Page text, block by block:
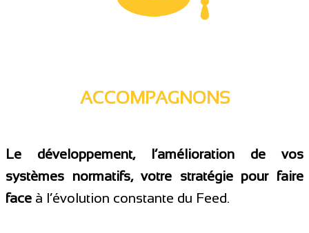
ACCOMPAGNONS
Le développement, l’amélioration de vos
systèmes normatifs, votre stratégie pour faire
face à l’évolution constante du Feed.